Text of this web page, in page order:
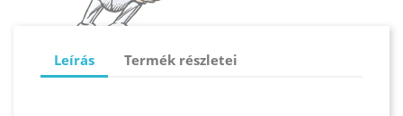
Leírás Termék részletei